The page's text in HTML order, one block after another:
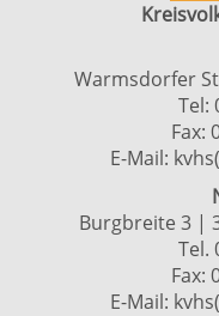
Warmsdorfer
Tel:
Fax:
E-Mail:
Burgbreite 3 |
Tel.
Fax:
E-Mail: